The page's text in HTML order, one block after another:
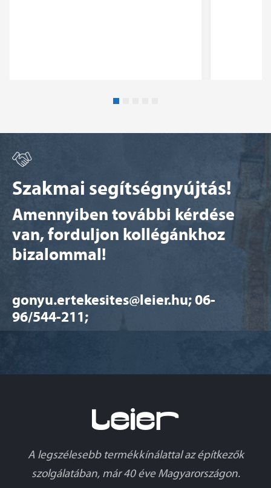
Szakmai segítségnyújtás!
Amennyiben további kérdése
van, forduljon kollégánkhoz
bizalommal!
gonyu.ertekesites@leier.hu; 06-
96/544-211;
A legszélesebb termékkínálattal az építkezők
szolgálatában, már 40 éve Magyarországon.